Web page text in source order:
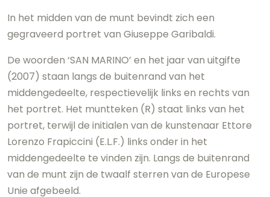
In het midden van de munt bevindt zich een
gegraveerd portret van Giuseppe Garibaldi.
De woorden ‘SAN MARINO’ en het jaar van uitgifte
(2007) staan langs de buitenrand van het
middengedeelte, respectievelijk links en rechts van
het portret. Het muntteken (R) staat links van het
portret, terwijl de initialen van de kunstenaar Ettore
Lorenzo Frapiccini (E.L.F.) links onder in het
middengedeelte te vinden zijn. Langs de buitenrand
van de munt zijn de twaalf sterren van de Europese
Unie afgebeeld.